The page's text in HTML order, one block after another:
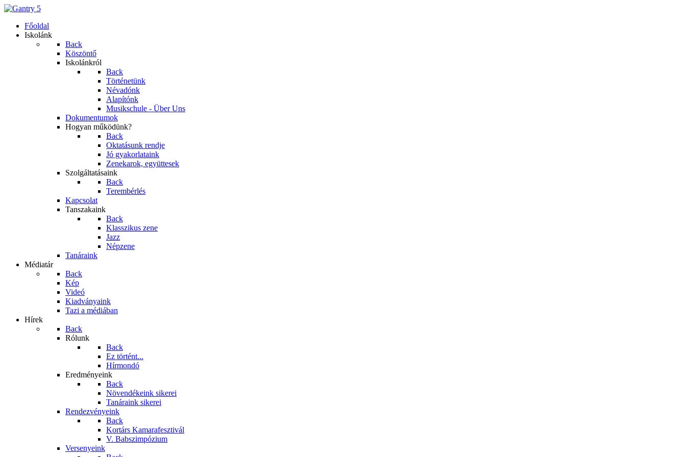
Főoldal
Iskolánk
Back
Köszöntő
Iskolánkról
Back
Történetünk
Névadónk
Alapítónk
Musikschule - Über Uns
Dokumentumok
Hogyan működünk?
Back
Oktatásunk rendje
Jó gyakorlataink
Zenekarok, együttesek
Szolgáltatásaink
Back
Terembérlés
Kapcsolat
Tanszakaink
Back
Klasszikus zene
Jazz
Népzene
Tanáraink
Médiatár
Back
Kép
Videó
Kiadványaink
Tazi a médiában
Hírek
Back
Rólunk
Back
Ez történt...
Hírmondó
Eredményeink
Back
Növendékeink sikerei
Tanáraink sikerei
Rendezvényeink
Back
Kortárs Kamarafesztivál
V. Babszimpózium
Versenyeink